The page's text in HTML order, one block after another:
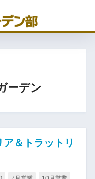
ーデン
＆トラットリ